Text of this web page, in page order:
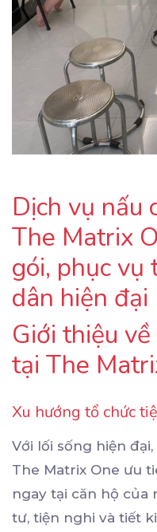
Dịch vụ nấu
The Matrix
gói, phục vụ
dân hiện đại
Giới thiệu
tại The
Xu hướng tổ chức
Với lối sống hiện
The Matrix One ưu
ngay tại căn hộ của
tư, tiện nghi và tiết